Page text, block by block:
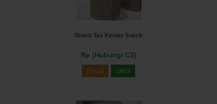
Grosir Tas Kertas Snack
Rp (Hubungi CS)
Email SMS